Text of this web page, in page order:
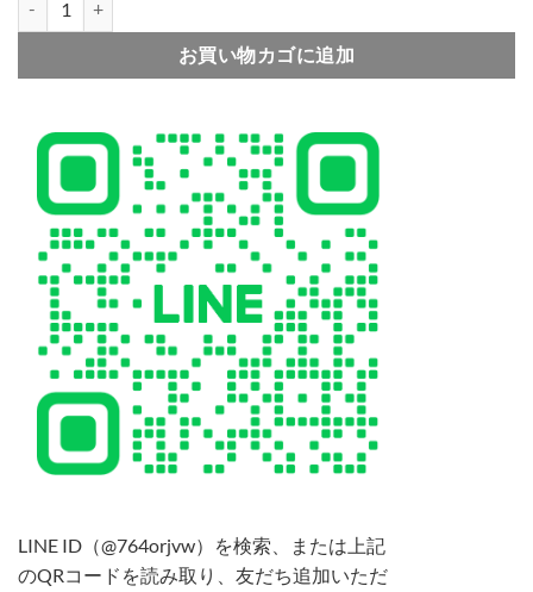
お買い物カゴに追加
LINE ID（@764orjvw）を検索、または上記
のQRコードを読み取り、友だち追加いただ